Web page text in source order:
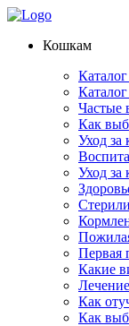
Кошкам
Частые
Как
Уход за
Уход за
Первая
Какие
Как
Как